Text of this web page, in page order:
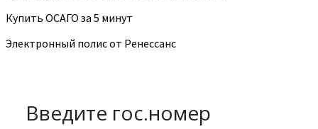
Купить ОСАГО за 5 минут
Электронный полис от Ренессанс